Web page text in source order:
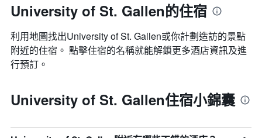
University of St. Gallen的住宿
利用地圖找出University of St. Gallen​​或你計劃造訪的景點
附近的住宿。 點擊住宿的名稱就能解鎖更多酒店資訊及進
行預訂。
University of St. Gallen住宿小錦囊